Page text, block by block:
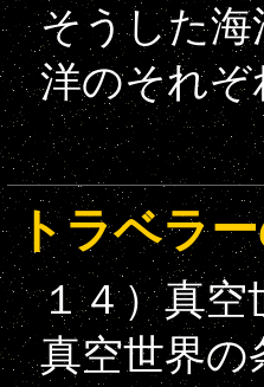
そうした海
洋のそれ
トラベラ
１４）真空
真空世界の